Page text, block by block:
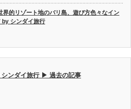
界的リゾート地のバリ島、遊び方色々なイン
by シンダイ旅行
シンダイ旅行 ▶ 過去の記事